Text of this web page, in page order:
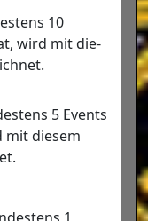
10
wird mit die­
5 Events
mit die­sem